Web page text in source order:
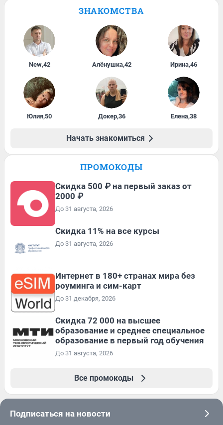
ЗНАКОМСТВА
New,42 Алёнушка,42 Ирина,46
Юлия,50 Докер,36 Елена,38
Начать знакомиться
ПРОМОКОДЫ
Скидка 500 ₽ на первый заказ от
2000 ₽
До 31 августа, 2026
Скидка 11% на все курсы
До 31 августа, 2026
Интернет в 180+ странах мира без
роуминга и сим-карт
До 31 декабря, 2026
Скидка 72 000 на высшее
образование и среднее специальное
образование в первый год обучения
До 31 августа, 2026
Все промокоды
Подписаться на новости